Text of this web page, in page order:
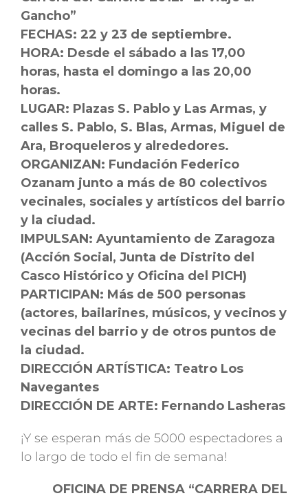
Gancho”
FECHAS: 22 y 23 de septiembre.
HORA: Desde el sábado a las 17,00
horas, hasta el domingo a las 20,00
horas.
LUGAR: Plazas S. Pablo y Las Armas, y
calles S. Pablo, S. Blas, Armas, Miguel de
Ara, Broqueleros y alrededores.
ORGANIZAN: Fundación Federico
Ozanam junto a más de 80 colectivos
vecinales, sociales y artísticos del barrio
y la ciudad.
IMPULSAN: Ayuntamiento de Zaragoza
(Acción Social, Junta de Distrito del
Casco Histórico y Oficina del PICH)
PARTICIPAN: Más de 500 personas
(actores, bailarines, músicos, y vecinos y
vecinas del barrio y de otros puntos de
la ciudad.
DIRECCIÓN ARTÍSTICA: Teatro Los
Navegantes
DIRECCIÓN DE ARTE: Fernando Lasheras
¡Y se esperan más de 5000 espectadores a
lo largo de todo el fin de semana!
OFICINA DE PRENSA “CARRERA DEL